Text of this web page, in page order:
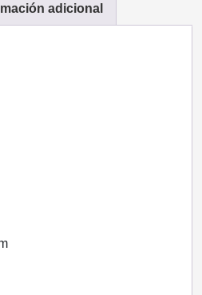
adicional